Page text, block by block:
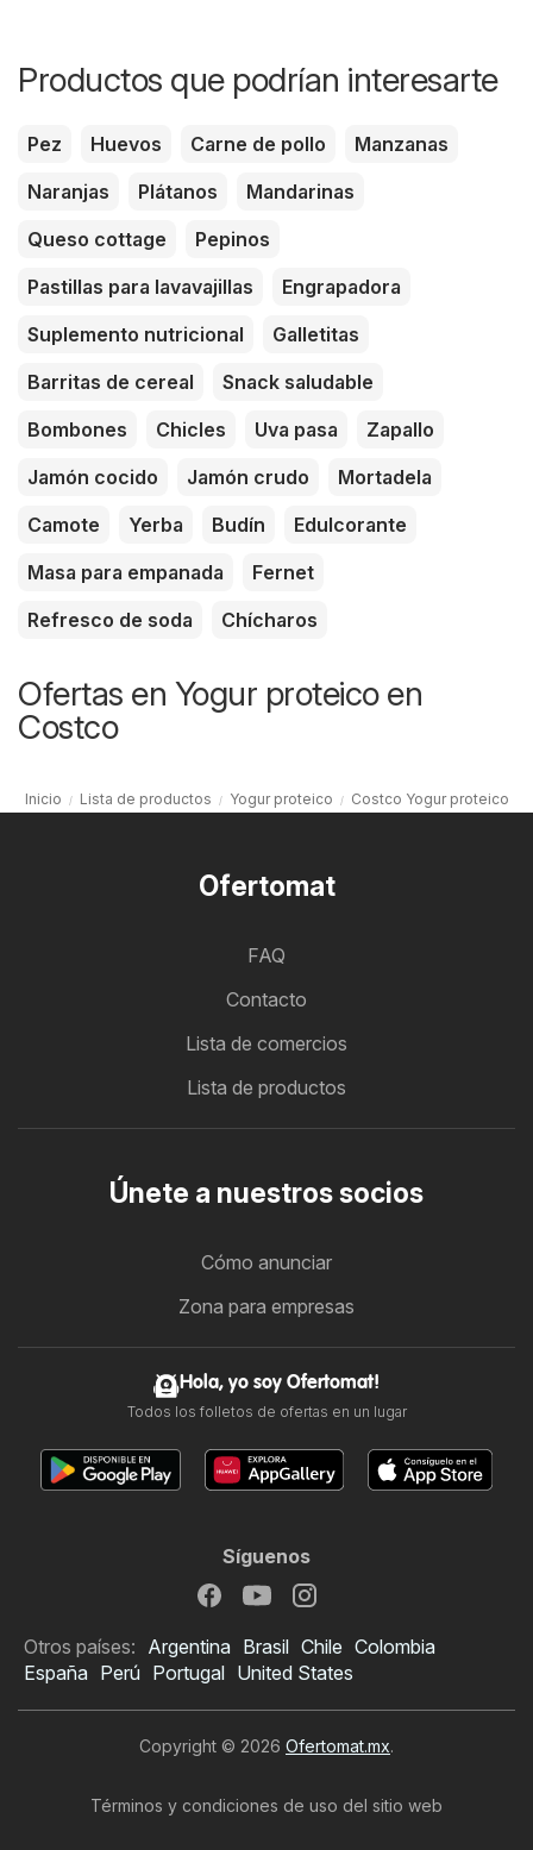
Productos que podrían interesarte
Pez Huevos Carne de pollo
Manzanas
Naranjas
Plátanos
Mandarinas
Queso cottage
Pepinos
Pastillas para lavavajillas
Engrapadora
Suplemento nutricional
Galletitas
Barritas de cereal
Snack saludable
Bombones
Chicles Uva pasa
Zapallo
Jamón cocido
Jamón crudo
Mortadela
Camote
Yerba Budín
Edulcorante
Masa para empanada
Fernet
Refresco de soda
Chícharos
Ofertas en Yogur proteico en
Costco
Inicio Lista de productos Yogur proteico Costco Yogur proteico
Ofertomat
FAQ
Contacto
Lista de comercios
Lista de productos
Únete a nuestros socios
Cómo anunciar
Zona para empresas
Hola, yo soy Ofertomat!
Todos los folletos de ofertas en un lugar
Síguenos
Otros países: Argentina Brasil Chile Colombia
España Perú Portugal United States
Copyright © 2026 Ofertomat.mx.
Términos y condiciones de uso del sitio web